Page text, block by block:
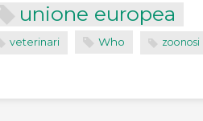
unione europea
veterinari Who zoonosi